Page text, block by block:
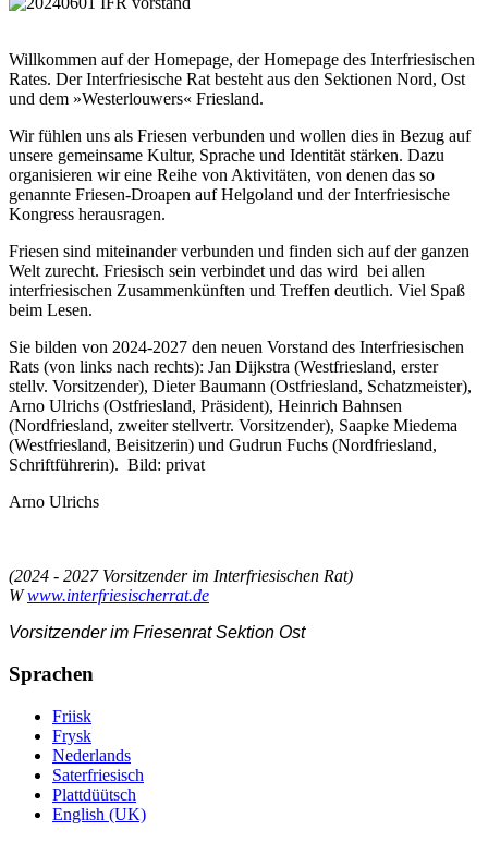
Willkommen auf der Homepage, der Homepage des Interfriesischen
Rates. Der Interfriesische Rat besteht aus den Sektionen Nord, Ost
und dem »Westerlouwers« Friesland.
Wir fühlen uns als Friesen verbunden und wollen dies in Bezug auf
unsere gemeinsame Kultur, Sprache und Identität stärken. Dazu
organisieren wir eine Reihe von Aktivitäten, von denen das so
genannte Friesen-Droapen auf Helgoland und der Interfriesische
Kongress herausragen.
Friesen sind miteinander verbunden und finden sich auf der ganzen
Welt zurecht. Friesisch sein verbindet und das wird bei allen
interfriesischen Zusammenkünften und Treffen deutlich. Viel Spaß
beim Lesen.
Sie bilden von 2024-2027 den neuen Vorstand des Interfriesischen
Rats (von links nach rechts): Jan Dijkstra (Westfriesland, erster
stellv. Vorsitzender), Dieter Baumann (Ostfriesland, Schatzmeister),
Arno Ulrichs (Ostfriesland, Präsident), Heinrich Bahnsen
(Nordfriesland, zweiter stellvertr. Vorsitzender), Saapke Miedema
(Westfriesland, Beisitzerin) und Gudrun Fuchs (Nordfriesland,
Schriftführerin). Bild: privat
Arno Ulrichs
(2024 - 2027 Vorsitzender im Interfriesischen Rat)
Wwww.interfriesischerrat.de
Vorsitzender im Friesenrat Sektion Ost
Sprachen
Friisk
Frysk
Nederlands
Saterfriesisch
Plattdüütsch
English (UK)